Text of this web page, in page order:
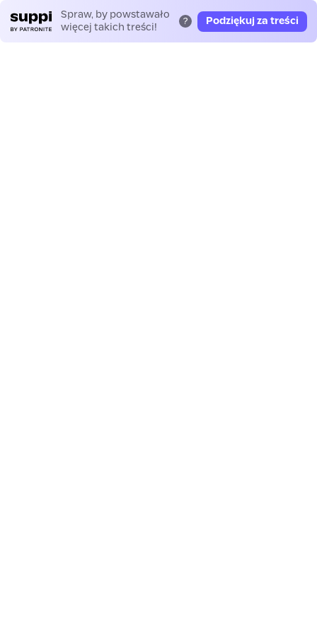
Spraw, by powstawało
więcej takich treści!
? Podziękuj za treści